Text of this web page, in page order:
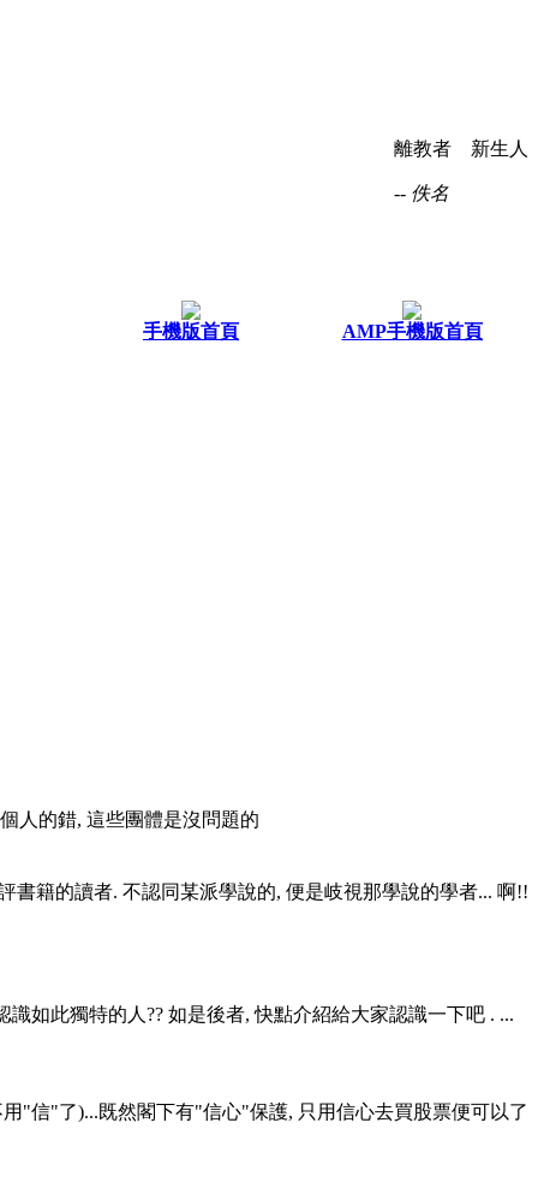
離教者 新生人
-- 佚名
手機版首頁 AMP手機版首頁
人的錯, 這些團體是沒問題的
書籍的讀者. 不認同某派學說的, 便是岐視那學說的學者... 啊!!
如此獨特的人?? 如是後者, 快點介紹給大家認識一下吧 . ...
"信"了)...既然閣下有"信心"保護, 只用信心去買股票便可以了